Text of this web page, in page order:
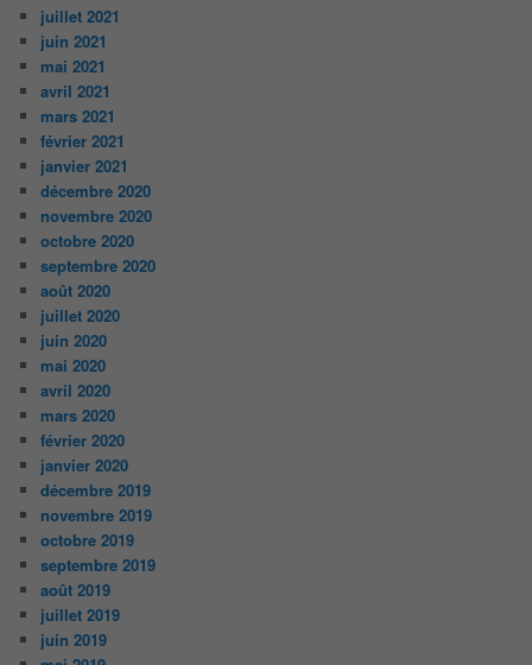
juillet 2021
juin 2021
mai 2021
avril 2021
mars 2021
février 2021
janvier 2021
décembre 2020
novembre 2020
octobre 2020
septembre 2020
août 2020
juillet 2020
juin 2020
mai 2020
avril 2020
mars 2020
février 2020
janvier 2020
décembre 2019
novembre 2019
octobre 2019
septembre 2019
août 2019
juillet 2019
juin 2019